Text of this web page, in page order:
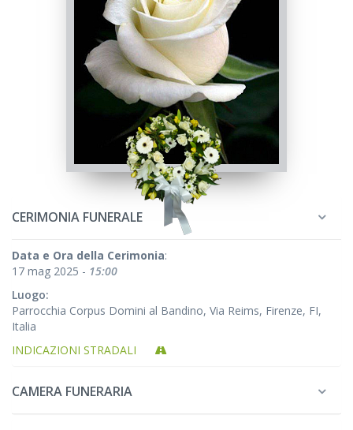
CERIMONIA FUNERALE
Data e Ora della Cerimonia:
17 mag 2025 - 15:00
Luogo:
Parrocchia Corpus Domini al Bandino, Via Reims, Firenze, FI,
Italia
INDICAZIONI STRADALI
CAMERA FUNERARIA